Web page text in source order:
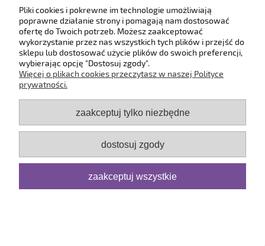
O firmie
pokaż pełną wersję strony
Sklep internetowy Shoper.pl
Pliki cookies i pokrewne im technologie umożliwiają
poprawne działanie strony i pomagają nam dostosować
ofertę do Twoich potrzeb. Możesz zaakceptować
wykorzystanie przez nas wszystkich tych plików i przejść do
sklepu lub dostosować użycie plików do swoich preferencji,
wybierając opcję "Dostosuj zgody".
Więcej o plikach cookies przeczytasz w naszej Polityce
prywatności.
zaakceptuj tylko niezbędne
dostosuj zgody
zaakceptuj wszystkie